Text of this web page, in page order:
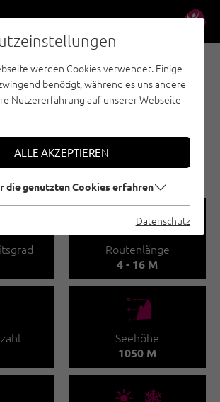
- REGION SEEFELD - TIROLS
HOCHPLATEAU
/
LEUTASCH
🅟 Familienfreundlich
🔹
Routenlänge
4 - 16 M
🞱
Seehöhe
1050 M
werden Cookies verwendet. Einige
benötigt, während es uns andere
Nutzererfahrung auf unserer Webseite
ALLE AKZEPTIEREN
die genutzten Cookies erfahren
Datenschutz